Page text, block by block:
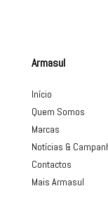
Armasul
Início
Quem Somos
Marcas
Notícias &
Contactos
Mais Armasul